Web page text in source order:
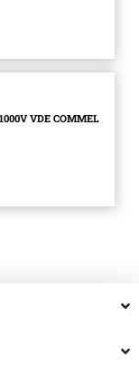
VDE COMMEL